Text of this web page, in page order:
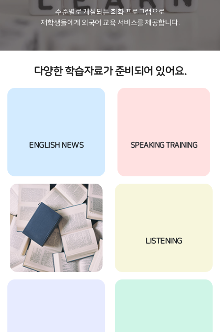
수준별로 개설되는 회화 프로그램으로
재학생들에게 외국어 교육 서비스를 제공합니다.
다양한 학습자료가 준비되어 있어요.
ENGLISH NEWS SPEAKING TRAINING
ENGLISH WORDS LISTENING